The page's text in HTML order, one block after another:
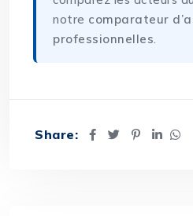
notre comparateur
professionnelles.
Share: